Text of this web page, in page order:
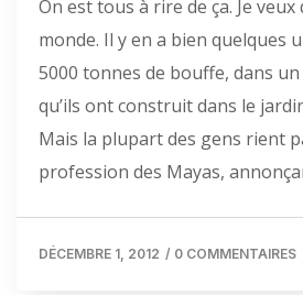
On est tous à rire de ça. Je
monde. Il y en a bien quelques
5000 tonnes de bouffe, dans
qu’ils ont construit dans le
Mais la plupart des gens rient
profession des Mayas,
DÉCEMBRE 1, 2012 / 0 COMMENTAIRES